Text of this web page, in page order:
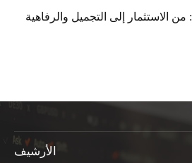
الأرشيف